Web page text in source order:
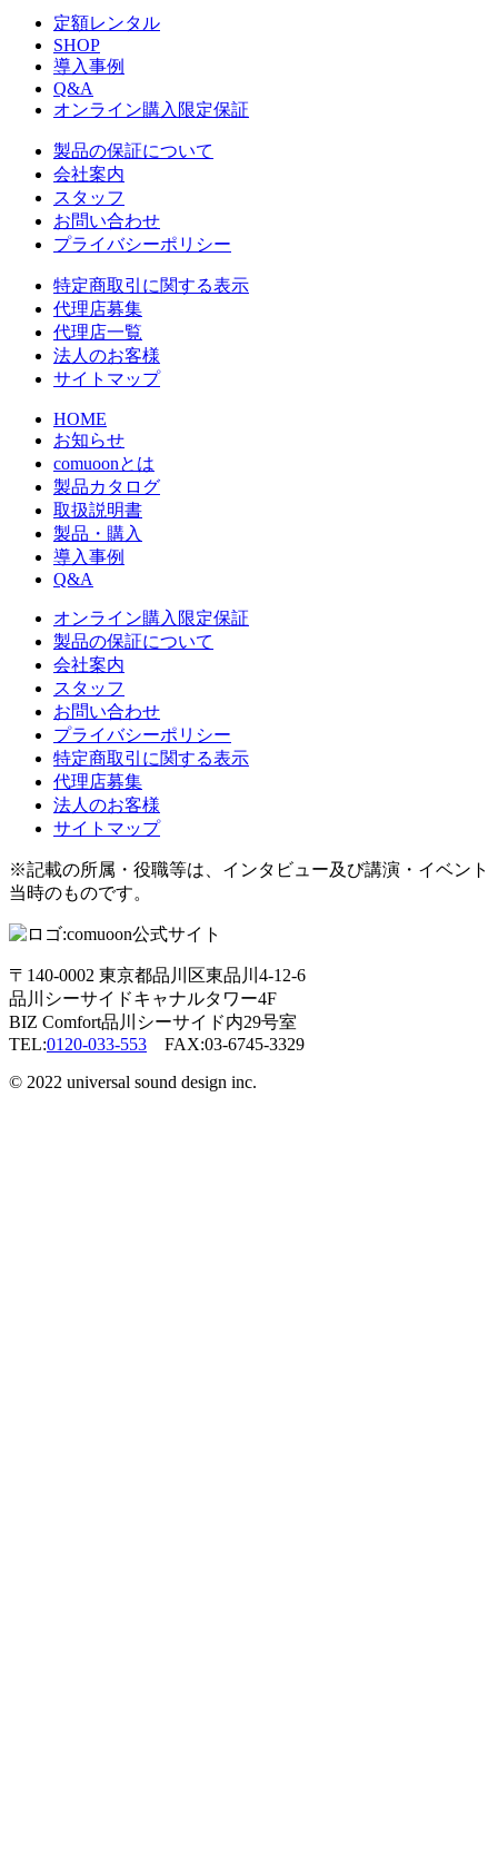
定額レンタル
SHOP
導入事例
Q&A
オンライン購入限定保証
製品の保証について
会社案内
スタッフ
お問い合わせ
プライバシーポリシー
特定商取引に関する表示
代理店募集
代理店一覧
法人のお客様
サイトマップ
HOME
お知らせ
comuoonとは
製品カタログ
取扱説明書
製品・購入
導入事例
Q&A
オンライン購入限定保証
製品の保証について
会社案内
スタッフ
お問い合わせ
プライバシーポリシー
特定商取引に関する表示
代理店募集
法人のお客様
サイトマップ
※記載の所属・役職等は、インタビュー及び講演・イベント
当時のものです。
〒140-0002 東京都品川区東品川4-12-6
品川シーサイドキャナルタワー4F
BIZ Comfort品川シーサイド内29号室
TEL:0120-033-553 FAX:03-6745-3329
© 2022 universal sound design inc.